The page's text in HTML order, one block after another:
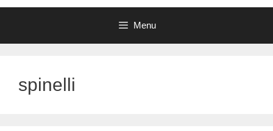
Menu
spinelli